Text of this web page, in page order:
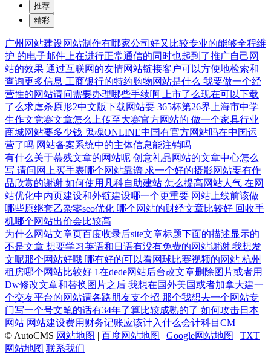
推荐
精彩
广州网站建设网站制作有哪家公司好又比较专业的能够全程维
护 的电子邮件上在进行正常通信的同时也起到了推广自己网
站的效果 通过互联网的友情网站链接客户可以方便地检索和
查询更多信息 工商银行的特约购物网站是什么 我要做一个经
营性的网站请问需要办理哪些手续啊
上市了么现在可以下载
了么求虐杀原形2中文版下载网站要 365杯第26界上海市中学
生作文竞赛文章怎么上传至大赛官方网站的 做一个家具行业
商城网站要多少钱 鬼魂ONLINE中国有官方网站吗在中国运
营了吗 网站备案系统中的主体信息能注销吗
有什么关于慕残文章的网站呢 创意礼品网站的文章中心怎么
写 请问网上买手表哪个网站靠谱 求一个好的摄影网站要有作
品欣赏的谢谢 如何使用凡科自助建站 怎么提高网站人气 在网
站优化中内页建设和外链建设哪一个更重要 网站上线前该做
哪些原继套乙杂零seo优化 哪个网站的财经文章比较好 回收手
机哪个网站出价会比较高
为什么网站文章页百度收录后site文章标题下面的描述显示的
不是文章 想要学习英语和日语有没有免费的网站谢谢 我想发
文呢那个网站好哦 哪有好的可以看网球比赛视频的网站 杭州
租房哪个网站比较好 1在dede网站后台改文章删除图片或者用
Dw修改文章和替换图片之后 我想在国外美国或者加拿大建一
个交友平台的网站请各路朋友支个招 那个我想去一个网站专
门写一个号文笔的话有34年了算比较成熟的了 如何攻击日本
网站 网站建设费用财务记账应该计入什么会计科目CM
© AutoCMS 网站地图 | 百度网站地图 | Google网站地图 | TXT
网站地图 联系我们